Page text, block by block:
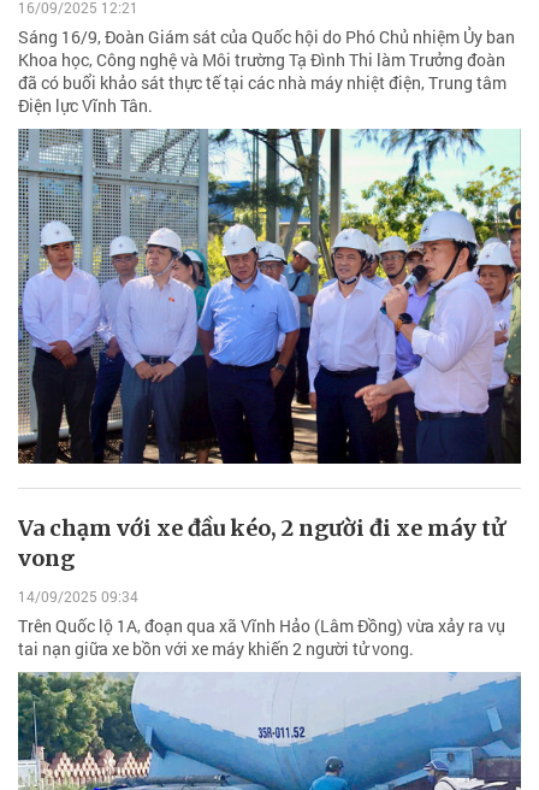
16/09/2025 12:21
Sáng 16/9, Đoàn Giám sát của Quốc hội do Phó Chủ nhiệm Ủy ban
Khoa học, Công nghệ và Môi trường Tạ Đình Thi làm Trưởng đoàn
đã có buổi khảo sát thực tế tại các nhà máy nhiệt điện, Trung tâm
Điện lực Vĩnh Tân.
Va chạm với xe đầu kéo, 2 người đi xe máy tử
vong
14/09/2025 09:34
Trên Quốc lộ 1A, đoạn qua xã Vĩnh Hảo (Lâm Đồng) vừa xảy ra vụ
tai nạn giữa xe bồn với xe máy khiến 2 người tử vong.